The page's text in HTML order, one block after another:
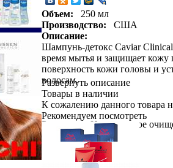
Объем:
250 мл
Производство:
США
Описание:
Шампунь-детокс Caviar
время мытья и защищает кожу
поверхность кожи головы и
волосам.
Результат: Интенсивное
фолликулы.
Развернуть описание
Товары в наличии
К сожалению данного товара
Рекомендуем посмотреть